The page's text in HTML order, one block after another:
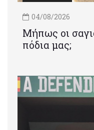
04/08/2026
Μήπως οι
πόδια μας;